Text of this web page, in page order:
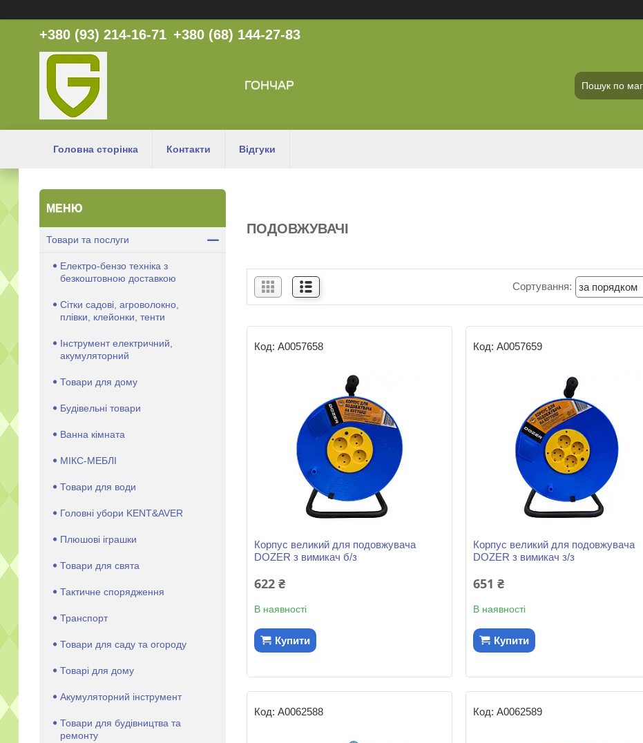
+380 (93) 214-16-71 +380 (68) 144-27-83
ГОНЧАР
Головна сторінка Контакти Відгуки
ПОДОВЖУВАЧІ
А0057658
Корпус великий для подовжувача
DOZER з вимикач б/з
622 ₴
В наявності
Купити
А0057659
Корпус великий для подовжувача
DOZER з вимикач з/з
651 ₴
В наявності
Купити
А0062588 А0062589
Товари та послуги
Електро-бензо техніка з
безкоштовною доставкою
Сітки садові, агроволокно,
плівки, клейонки, тенти
Інструмент електричний,
акумуляторний
Товари для дому
Будівельні товари
Ванна кімната
МІКС-МЕБЛІ
Товари для води
Головні убори KENT&AVER
Плюшові іграшки
Товари для свята
Тактичне спорядження
Транспорт
Товари для саду та огороду
Товарі для дому
Акумуляторний інструмент
Товари для будівництва та
ремонту